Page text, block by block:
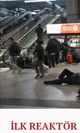
İLK REAKTÖR